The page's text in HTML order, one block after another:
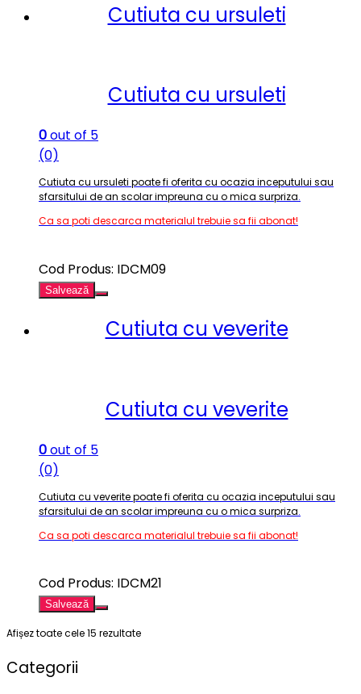
Cutiuta cu ursuleti
Cutiuta cu ursuleti
0out of 5
(0)
Cutiuta cu ursuleti poate fi oferita cu ocazia inceputului sau
sfarsitului de an scolar impreuna cu o mica surpriza.
Ca sa poti descarca materialul trebuie sa fii abonat!
Cod Produs: IDCM09
Salvează
Cutiuta cu veverite
Cutiuta cu veverite
0out of 5
(0)
Cutiuta cu veverite poate fi oferita cu ocazia inceputului sau
sfarsitului de an scolar impreuna cu o mica surpriza.
Ca sa poti descarca materialul trebuie sa fii abonat!
Cod Produs: IDCM21
Salvează
Afișez toate cele 15 rezultate
Categorii